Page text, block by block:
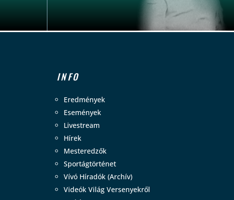
INFO
Eredmények
Események
Livestream
Hírek
Mesteredzők
Sportágtörténet
Vívó Híradók (Archív)
Videók Világ Versenyekről